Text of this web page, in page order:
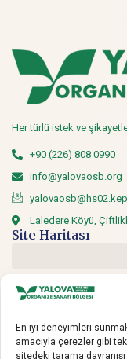
En iyi deneyimleri
amacıyla çerezler gibi
sitedeki tarama
Her türlü istek ve
+90 (226) 808 0990
info@yalovaosb.org
Laledere Köyü,
Site Haritası
Sosyal Medya
Sosyal medyadan bizi